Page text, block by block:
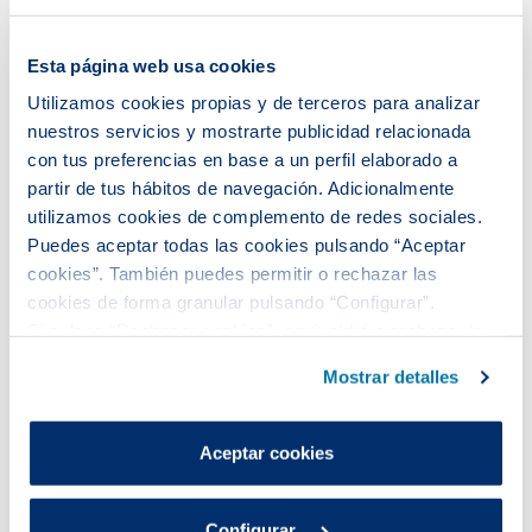
Esta página web usa cookies
Utilizamos cookies propias y de terceros para analizar
nuestros servicios y mostrarte publicidad relacionada
con tus preferencias en base a un perfil elaborado a
partir de tus hábitos de navegación. Adicionalmente
utilizamos cookies de complemento de redes sociales.
Puedes aceptar todas las cookies pulsando “Aceptar
cookies”. También puedes permitir o rechazar las
cookies de forma granular pulsando “Configurar”.
son indispensables para que el sitio web funcione y que
por tanto no se pueden desactivar.
Puedes consultar más información en nuestra
Mostrar detalles
Aceptar cookies
Se constituye el HUB ECCUS-
Economía Circular y Ciudades
Urbanas Sostenibles para
económica verde y justa
La alcaldesa de Gavà, Raquel Sánchez, presidió
ayer la firma del convenio de constitución del HUB
ECCUS-Economía Circular y Ciudades Urbanas